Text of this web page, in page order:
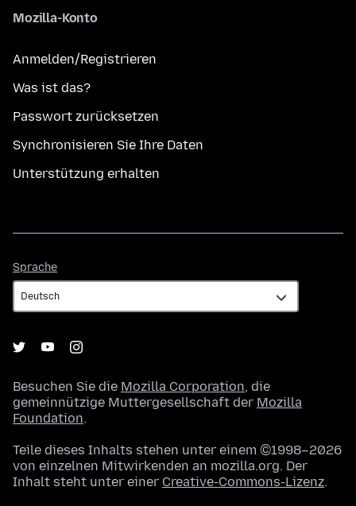
Mozilla-Konto
Anmelden/Registrieren
Was ist das?
Passwort zurücksetzen
Synchronisieren Sie Ihre Daten
Unterstützung erhalten
Sprache
Besuchen Sie die Mozilla Corporation, die
gemeinnützige Muttergesellschaft der Mozilla
Foundation.
Teile dieses Inhalts stehen unter einem ©1998–2026
von einzelnen Mitwirkenden an mozilla.org. Der
Inhalt steht unter einer Creative-Commons-Lizenz.